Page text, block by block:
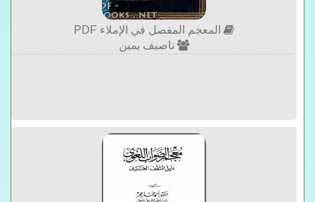
المعجم المفصل في الإملاء PDF
ناصيف يمين